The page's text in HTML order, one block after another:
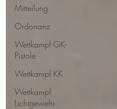
Mitteilung
Ordonanz
Wettkampf GK-
Pistole
Wettkampf KK
Wettkampf
Lichtgewehr